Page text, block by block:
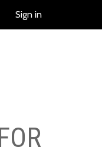
Sign in